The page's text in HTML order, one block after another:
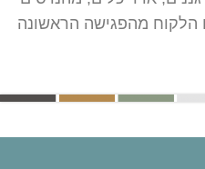
הלקוח מהפגישה הראשונה